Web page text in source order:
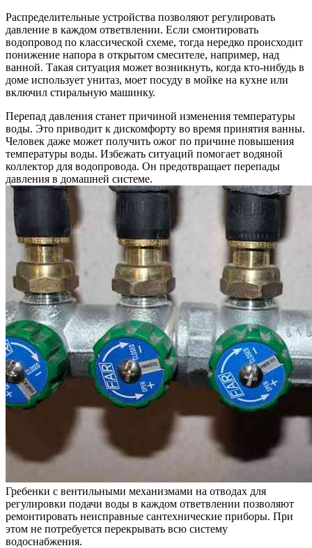
Распределительные устройства позволяют регулировать
давление в каждом ответвлении. Если смонтировать
водопровод по классической схеме, тогда нередко происходит
понижение напора в открытом смесителе, например, над
ванной. Такая ситуация может возникнуть, когда кто-нибудь в
доме использует унитаз, моет посуду в мойке на кухне или
включил стиральную машинку.
Перепад давления станет причиной изменения температуры
воды. Это приводит к дискомфорту во время принятия ванны.
Человек даже может получить ожог по причине повышения
температуры воды. Избежать ситуаций помогает водяной
коллектор для водопровода. Он предотвращает перепады
давления в домашней системе.
Гребенки с вентильными механизмами на отводах для
регулировки подачи воды в каждом ответвлении позволяют
ремонтировать неисправные сантехнические приборы. При
этом не потребуется перекрывать всю систему
водоснабжения.